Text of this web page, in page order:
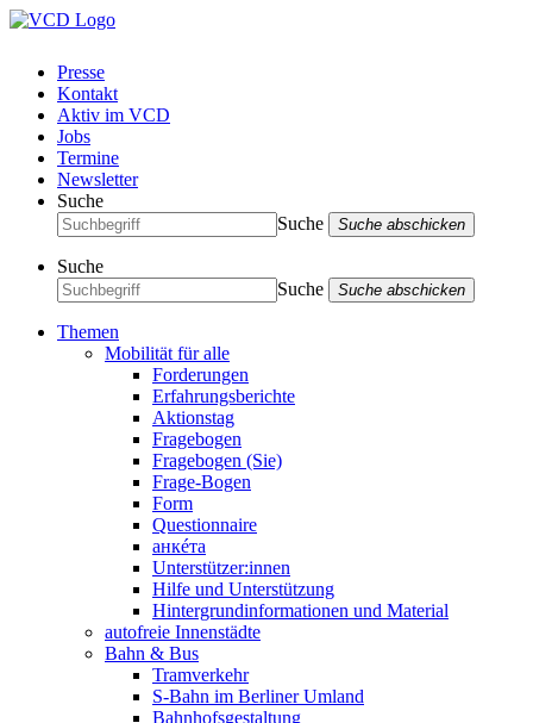
Presse
Kontakt
Aktiv im VCD
Jobs
Termine
Newsletter
Suche
Suche
Suche abschicken
Suche
Suche
Suche abschicken
Themen
Mobilität für alle
Forderungen
Erfahrungsberichte
Aktionstag
Fragebogen
Fragebogen (Sie)
Frage-Bogen
Form
Questionnaire
анкéта
Unterstützer:innen
Hilfe und Unterstützung
Hintergrundinformationen und Material
autofreie Innenstädte
Bahn & Bus
Tramverkehr
S-Bahn im Berliner Umland
Bahnhofsgestaltung